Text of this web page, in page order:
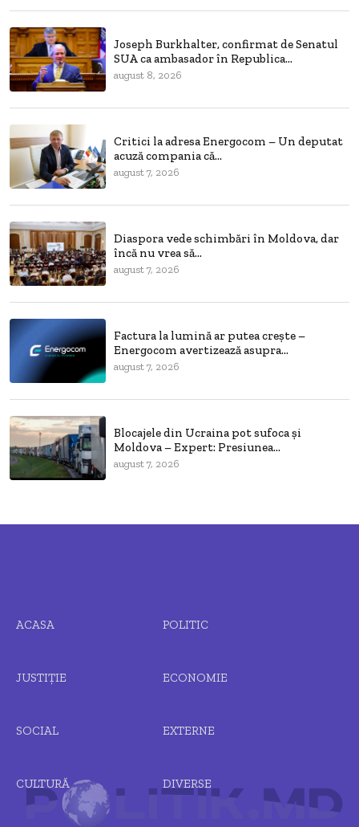
Joseph Burkhalter, confirmat de Senatul
SUA ca ambasador în Republica...
august 8, 2026
Critici la adresa Energocom – Un deputat
acuză compania că...
august 7, 2026
Diaspora vede schimbări în Moldova, dar
încă nu vrea să...
august 7, 2026
Factura la lumină ar putea crește –
Energocom avertizează asupra...
august 7, 2026
Blocajele din Ucraina pot sufoca și
Moldova – Expert: Presiunea...
august 7, 2026
ACASA POLITIC
JUSTIȚIE ECONOMIE
SOCIAL EXTERNE
CULTURĂ DIVERSE